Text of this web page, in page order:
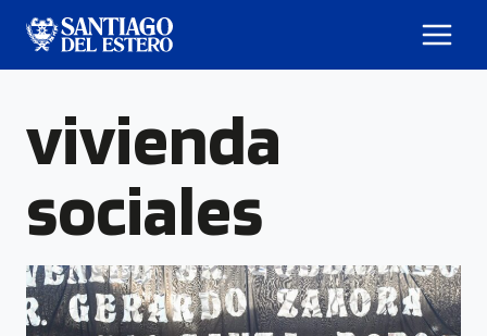
vivienda
sociales